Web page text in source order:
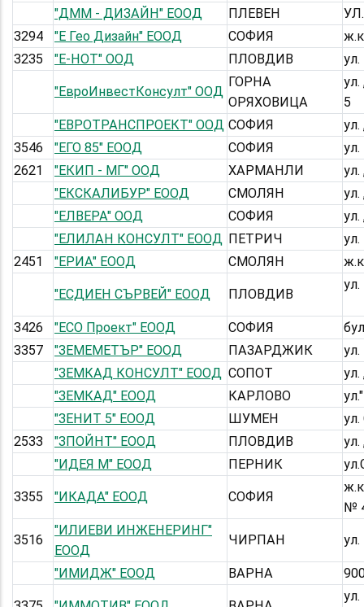
"ДММ - ДИЗАЙН" ЕООД
ПЛЕВЕН
3294
"Е Гео Дизайн" ЕООД СОФИЯ
3235
"Е-НОТ" ООД ПЛОВДИВ
"ЕвроИнвестКонсулт" ООД
ГОРНА
ОРЯХОВИЦА
ул.
5
"ЕВРОТРАНСПРОЕКТ" ООД СОФИЯ
3546
"ЕГО 85" ЕООД СОФИЯ
2621
"ЕКИП - МГ" ООД ХАРМАНЛИ
"ЕКСКАЛИБУР" ЕООД
СМОЛЯН
"ЕЛВЕРА" ООД
СОФИЯ
"ЕЛИЛАН КОНСУЛТ" ЕООД ПЕТРИЧ
2451
"ЕРИА" ЕООД СМОЛЯН
"ЕСДИЕН СЪРВЕЙ" ЕООД ПЛОВДИВ
3426 "ЕСО Проект" ЕООД СОФИЯ
3357
"ЗЕМЕМЕТЪР" ЕООД ПАЗАРДЖИК
"ЗЕМКАД КОНСУЛТ" ЕООД СОПОТ
"ЗЕМКАД" ЕООД
КАРЛОВО
"ЗЕНИТ 5" ЕООД
ШУМЕН
2533
"ЗПОЙНТ" ЕООД ПЛОВДИВ
"ИДЕЯ М" ЕООД
ПЕРНИК
3355 "ИКАДА" ЕООД СОФИЯ
№
3516
"ИЛИЕВИ ИНЖЕНЕРИНГ"
ЕООД
ЧИРПАН
"ИМИДЖ" ЕООД ВАРНА